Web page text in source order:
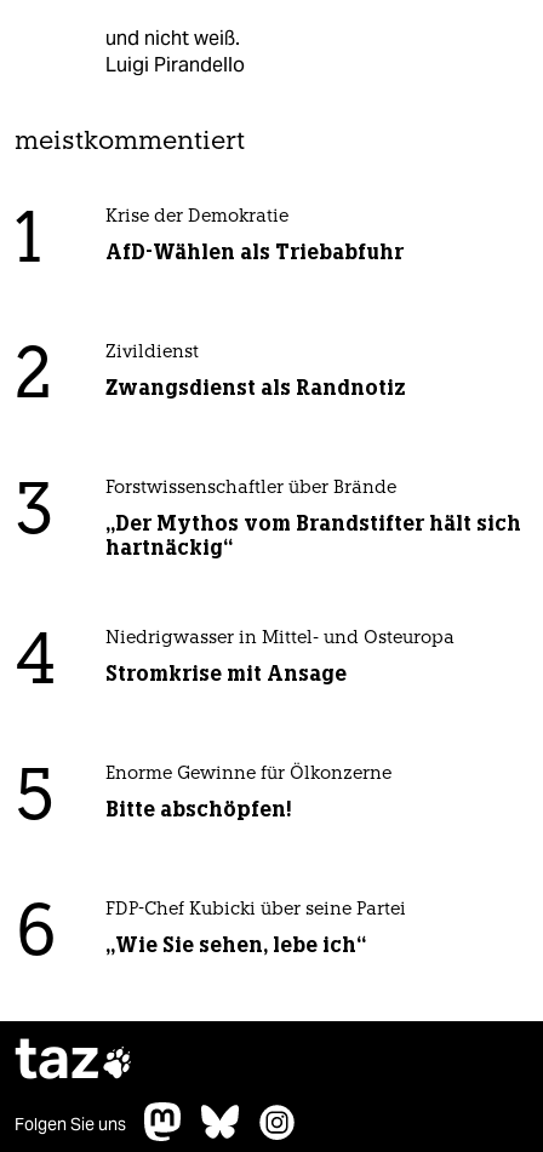
und nicht weiß.
Luigi Pirandello
meistkommentiert
1 Krise der Demokratie
AfD-Wählen als Triebabfuhr
2 Zivildienst
Zwangsdienst als Randnotiz
3 Forstwissenschaftler über Brände
„Der Mythos vom Brandstifter hält sich
hartnäckig“
4 Niedrigwasser in Mittel- und Osteuropa
Stromkrise mit Ansage
5 Enorme Gewinne für Ölkonzerne
Bitte abschöpfen!
6 FDP-Chef Kubicki über seine Partei
„Wie Sie sehen, lebe ich“
taz
Folgen Sie uns